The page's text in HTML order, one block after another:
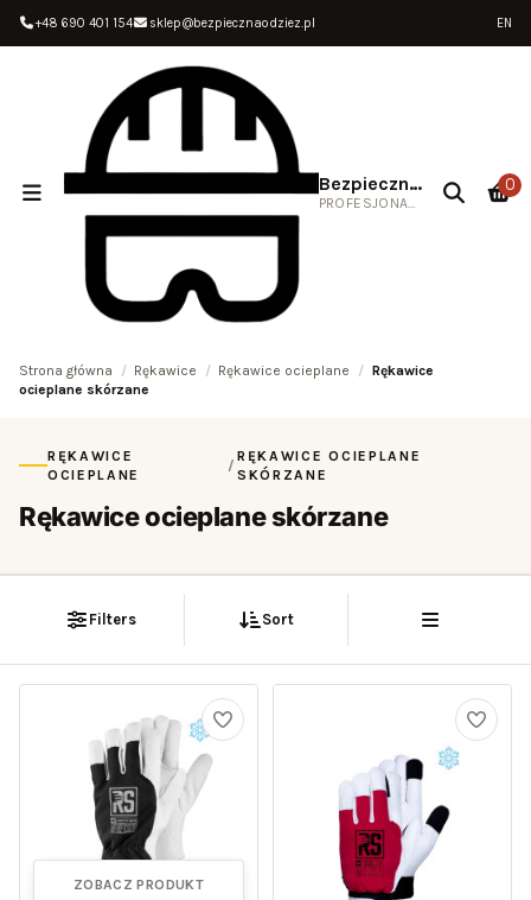
+48 690 401 154 sklep@bezpiecznaodziez.pl EN
Bezpieczna Odzież
PROFESJONALNA ODZIEŻ ROBOCZA
0
Strona główna Rękawice Rękawice ocieplane
Rękawice
ocieplane skórzane
RĘKAWICE
OCIEPLANE
/
RĘKAWICE OCIEPLANE
SKÓRZANE
Rękawice ocieplane skórzane
Filters Sort
ZOBACZ PRODUKT